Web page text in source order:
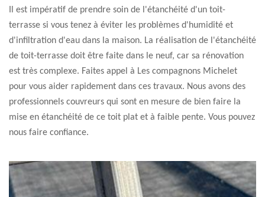
Il est impératif de prendre soin de l'étanchéité d'un toit-
terrasse si vous tenez à éviter les problèmes d'humidité et
d'infiltration d'eau dans la maison. La réalisation de l'étanchéité
de toit-terrasse doit être faite dans le neuf, car sa rénovation
est très complexe. Faites appel à Les compagnons Michelet
pour vous aider rapidement dans ces travaux. Nous avons des
professionnels couvreurs qui sont en mesure de bien faire la
mise en étanchéité de ce toit plat et à faible pente. Vous pouvez
nous faire confiance.